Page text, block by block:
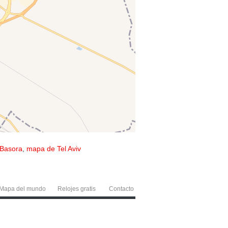
mapa de Tel Aviv
del mundo Relojes gratis Contacto